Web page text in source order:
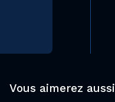
Vous aimerez aussi